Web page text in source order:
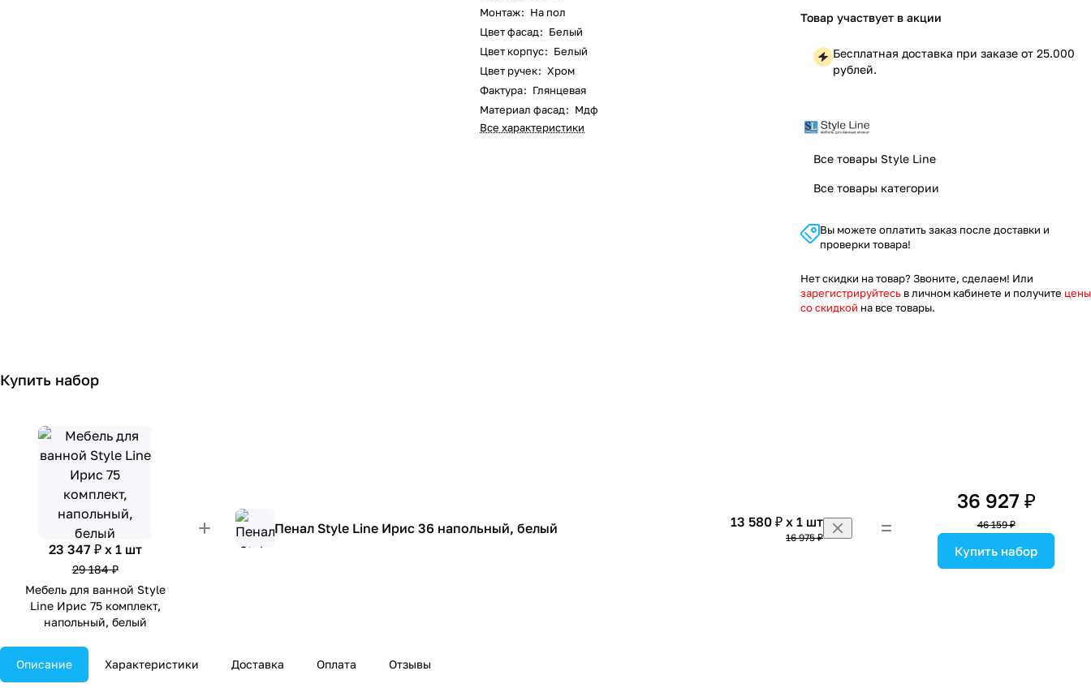
Монтаж: На пол
Цвет фасад: Белый
Цвет корпус: Белый
Цвет ручек: Хром
Фактура: Глянцевая
Материал фасад: Мдф
Все характеристики
Товар участвует в акции
Бесплатная доставка при заказе от 25.000
рублей.
Все товары Style Line
Все товары категории
Вы можете оплатить заказ после доставки и
проверки товара!
Нет скидки на товар? Звоните, сделаем! Или
зарегистрируйтесь в личном кабинете и получите цены
со скидкой на все товары.
Купить набор
23 347 ₽ x 1 шт
29 184 ₽
Мебель для ванной Style
Line Ирис 75 комплект,
напольный, белый
Пенал Style Line Ирис 36 напольный, белый 13 580 ₽ x 1 шт
16 975 ₽
36 927 ₽
46 159 ₽
Купить набор
Описание Характеристики Доставка Оплата Отзывы